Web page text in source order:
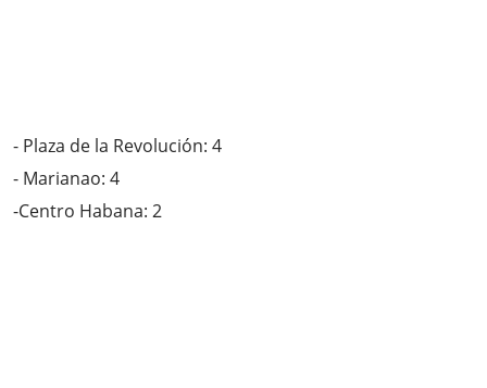
- Plaza de la Revolución: 4
- Marianao: 4
-Centro Habana: 2